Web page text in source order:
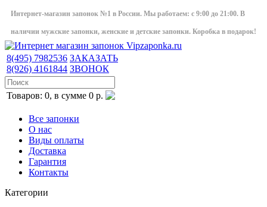
Интернет-магазин запонок №1 в России. Мы работаем: с 9:00 до 21:00. В
наличии мужские запонки, женские и детские запонки. Коробка в подарок!
8(495) 7982536
8(926) 4161844
ЗАКАЗАТЬ
ЗВОНОК
Товаров: 0, в сумме 0 р.
Все запонки
О нас
Виды оплаты
Доставка
Гарантия
Контакты
Категории